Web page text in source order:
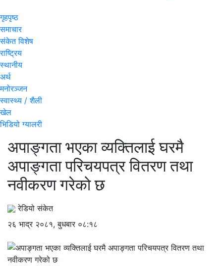
गृहपृष्ठ
समाचार
संकेत विशेष
राष्ट्रिय
स्थानीय
अर्थ
मनोरञ्जन
स्वास्थ्य / शैली
खेल
भिडियो ग्यालरी
अपाङ्गता भएका व्यक्तिलाई घरमै
अपाङ्गता परिचयपत्र वितरण तथा
नवीकरण गरेको छ
रेडियो संकेत
२६ भाद्र २०८१, बुधबार ०८:१८